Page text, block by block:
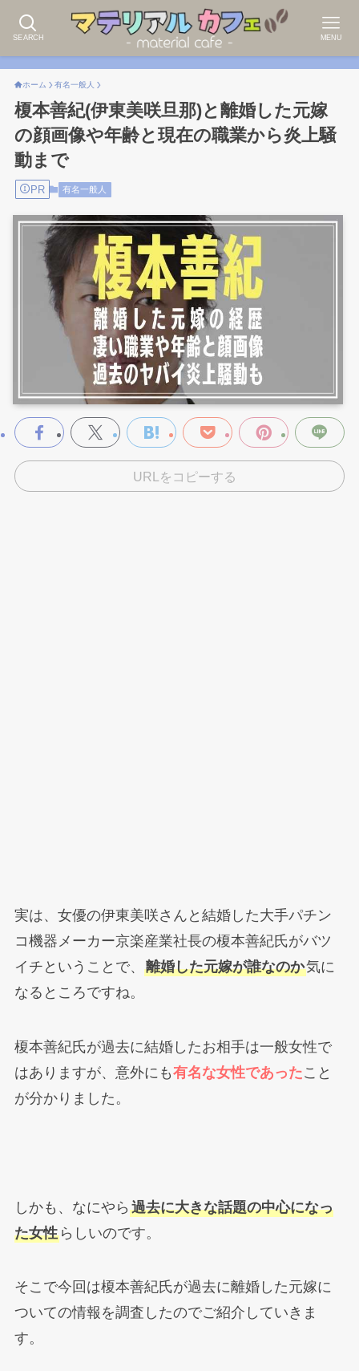
SEARCH MENU
ホーム 有名一般人
榎本善紀(伊東美咲旦那)と離婚した元嫁
の顔画像や年齢と現在の職業から炎上騒
動まで
PR 有名一般人
URLをコピーする
実は、女優の伊東美咲さんと結婚した大手パチン
コ機器メーカー京楽産業社長の榎本善紀氏がバツ
イチということで、 離婚した元嫁が誰なのか気に
なるところですね。
榎本善紀氏が過去に結婚したお相手は一般女性で
はありますが、意外にも有名な女性であったこと
が分かりました。
しかも、なにやら 過去に大きな話題の中心になっ
た女性らしいのです。
そこで今回は榎本善紀氏が過去に離婚した元嫁に
ついての情報を調査したのでご紹介していきま
す。